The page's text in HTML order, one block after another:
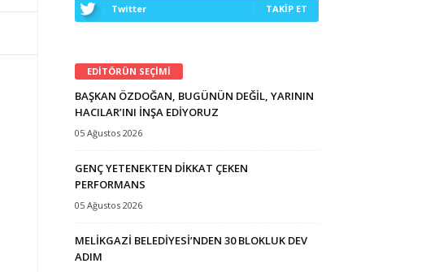
Twitter TAKİP ET
EDİTÖRÜN SEÇİMİ
BAŞKAN ÖZDOĞAN, BUGÜNÜN DEĞİL, YARININ
HACILAR’INI İNŞA EDİYORUZ
05 Ağustos 2026
GENÇ YETENEKTEN DİKKAT ÇEKEN
PERFORMANS
05 Ağustos 2026
MELİKGAZİ BELEDİYESİ’NDEN 30 BLOKLUK DEV
ADIM